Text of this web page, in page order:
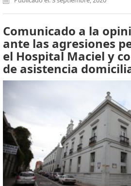
Comunicado a la
ante las agresiones
el Hospital Maciel y
de asistencia